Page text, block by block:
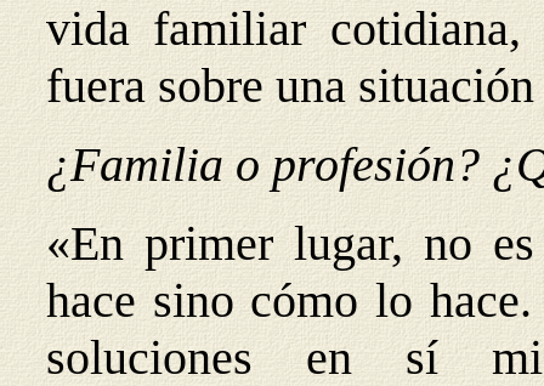
vida familiar cotidiana,
fuera sobre una
¿Familia o profesión?
«En primer lugar, no
hace sino cómo lo
soluciones en sí